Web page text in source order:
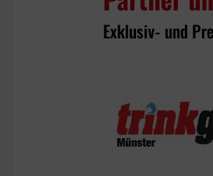
Exklusiv- und